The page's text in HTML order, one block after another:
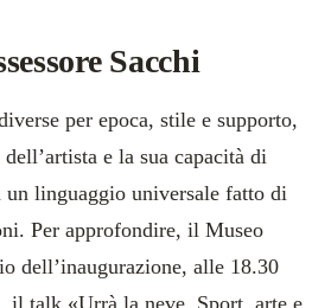
Sacchi
per epoca, stile e supporto,
e la sua capacità di
linguaggio universale fatto di
Per approfondire, il Museo
dell’inaugurazione, alle 18.30
, il talk «Urrà la neve. Sport, arte e